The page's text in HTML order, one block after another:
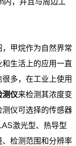
内，并且与周边工
，甲烷作为自然界常
生活上的应用一直
多，在工业上使用
测仪来检测其浓度变
仪可选择的传感器
激光型、热导型
检测范围和分辨率